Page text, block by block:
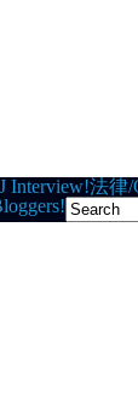
Interview!法律/